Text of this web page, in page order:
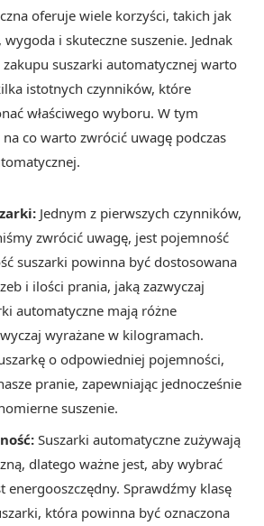
oferuje wiele korzyści, takich jak
wygoda i skuteczne suszenie. Jednak
suszarki automatycznej warto
istotnych czynników, które
właściwego wyboru. W tym
co warto zwrócić uwagę podczas
Jednym z pierwszych czynników,
zwrócić uwagę, jest pojemność
suszarki powinna być dostosowana
i ilości prania, jaką zazwyczaj
automatyczne mają różne
wyrażane w kilogramach.
o odpowiedniej pojemności,
pranie, zapewniając jednocześnie
suszenie.
Suszarki automatyczne zużywają
dlatego ważne jest, aby wybrać
energooszczędny. Sprawdźmy klasę
która powinna być oznaczona